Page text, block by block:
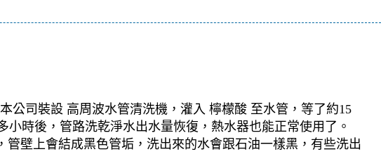
公司裝設 高周波水管清洗機，灌入 檸檬酸 至水管，等了約15
時後，管路洗乾淨水出水量恢復，熱水器也能正常使用了。
壁上會結成黑色管垢，洗出來的水會跟石油一樣黑，有些洗出